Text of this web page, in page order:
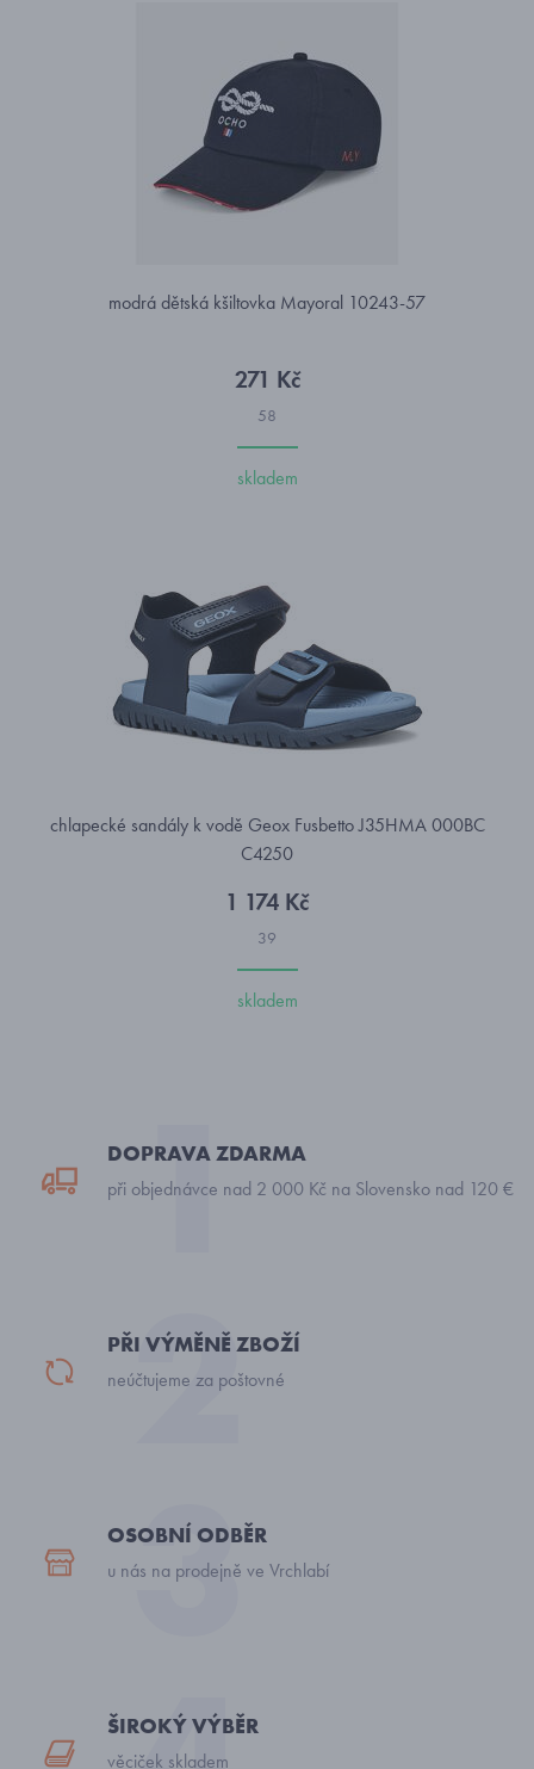
modrá dětská kšiltovka Mayoral 10243-57
271 Kč
58
skladem
chlapecké sandály k vodě Geox Fusbetto J35HMA 000BC
C4250
1 174 Kč
39
skladem
DOPRAVA ZDARMA
při objednávce nad 2 000 Kč na Slovensko nad 120 €
PŘI VÝMĚNĚ ZBOŽÍ
neúčtujeme za poštovné
OSOBNÍ ODBĚR
u nás na prodejně ve Vrchlabí
ŠIROKÝ VÝBĚR
věciček skladem